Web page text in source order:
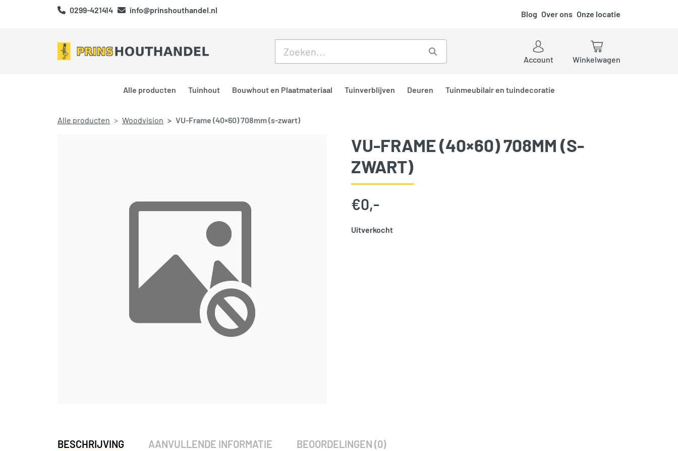
0299-421414 info@prinshouthandel.nl Blog Over ons Onze locatie
Account
Winkelwagen
Alle producten Tuinhout Bouwhout en Plaatmateriaal Tuinverblijven Deuren Tuinmeubilair en tuindecoratie
Alle producten Woodvision VU-Frame (40×60) 708mm (s-zwart)
VU-FRAME (40×60) 708MM (S-
ZWART)
€0,-
Uitverkocht
BESCHRIJVING AANVULLENDE INFORMATIE BEOORDELINGEN (0)